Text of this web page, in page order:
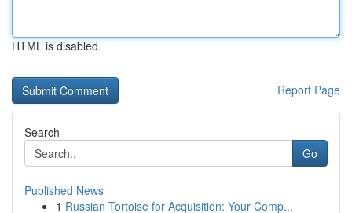
HTML is disabled
Report Page
Search
Go
Published News
1 Russian Tortoise for Acquisition: Your Comp...